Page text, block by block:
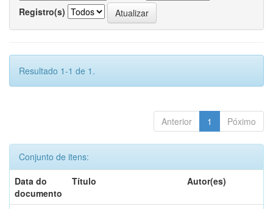
Registro(s)
Resultado 1-1 de 1.
Anterior 1 Póximo
Conjunto de itens:
Data do
documento
Título Autor(es)